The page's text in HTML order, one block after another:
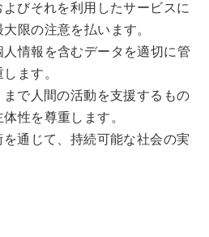
よびそれを利用したサービスに
限の注意を払います。
人情報を含むデータを適切に管
ます。
まで人間の活動を支援するもの
性を尊重します。
を通じて、持続可能な社会の実